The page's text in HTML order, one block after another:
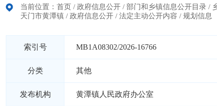
当前位置： 首页 / 政府信息公开 / 部门和乡镇信息公开目录 /
天门市黄潭镇 / 政府信息公开 / 法定主动公开内容 / 规划信息
索引号 MB1A08302/2026-16766
分类 其他
发布机构 黄潭镇人民政府办公室